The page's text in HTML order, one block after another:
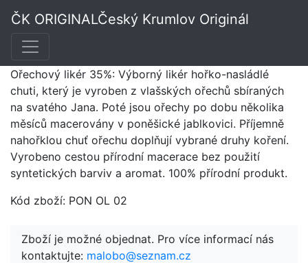
ČK ORIGINALČeský Krumlov Originál
Ořechový likér 0,2l
Ořechový likér 35%: Výborný likér hořko-nasládlé
chuti, který je vyroben z vlašských ořechů sbíraných
na svatého Jana. Poté jsou ořechy po dobu několika
měsíců macerovány v poněšické jablkovici. Příjemně
nahořklou chuť ořechu doplňují vybrané druhy koření.
Vyrobeno cestou přírodní macerace bez použití
syntetických barviv a aromat. 100% přírodní produkt.
Kód zboží: PON OL 02
Zboží je možné objednat. Pro více informací nás
kontaktujte: malobo@seznam.cz